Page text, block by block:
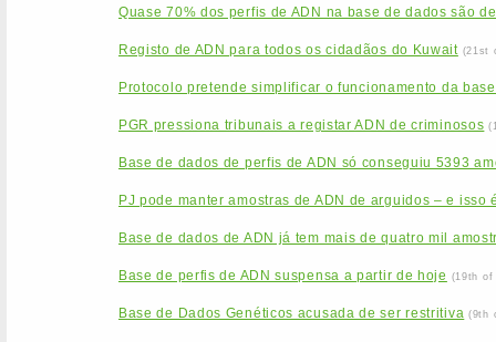
Quase 70% dos perfis de ADN na base de dados são
Registo de ADN para todos os cidadãos do Kuwait (21st
Protocolo pretende simplificar o funcionamento da
PGR pressiona tribunais a registar ADN de criminosos
Base de dados de perfis de ADN só conseguiu 5393
PJ pode manter amostras de ADN de arguidos – e isso
Base de dados de ADN já tem mais de quatro mil
Base de perfis de ADN suspensa a partir de hoje (19th of
Base de Dados Genéticos acusada de ser restritiva (9th